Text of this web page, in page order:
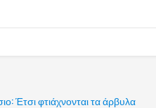
Έτσι φτιάχνονται τα άρβυλα